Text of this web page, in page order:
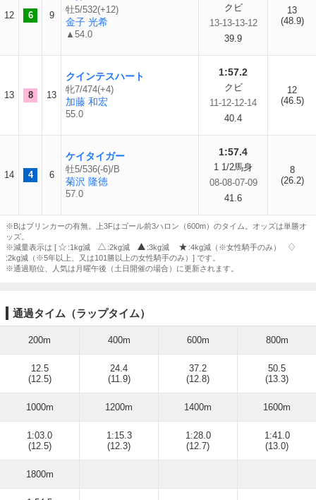
12 6 9
牡5/532(+12)
金子 光希
▲54.0
クビ
13-13-13-12
39.9
13
(48.9)
13 8 13
クインテスハート
牝7/474(+4)
加藤 和宏
55.0
1:57.2
クビ
11-12-12-14
40.4
12
(46.5)
14 4 6
ケイタイガー
牡5/536(-6)/B
菊沢 隆徳
57.0
1:57.4
1 1/2馬身
08-08-07-09
41.6
8
(26.2)
※Bはブリンカーの有無。上3Fはゴール前3ハロン（600m）のタイム。オッズは単勝オ
ッズ。
※減量表示は [
:1kg減 :2kg減 :3kg減
:4kg減（※女性騎手のみ）
:2kg減（※5年以上、又は101勝以上の女性騎手のみ）] です。
※通過順位、人気は月曜午後（土日開催の場合）に更新されます。
通過タイム（ラップタイム）
200m 400m 600m 800m
12.5
(12.5)
24.4
(11.9)
37.2
(12.8)
50.5
(13.3)
1000m 1200m 1400m 1600m
1:03.0
(12.5)
1:15.3
(12.3)
1:28.0
(12.7)
1:41.0
(13.0)
1800m